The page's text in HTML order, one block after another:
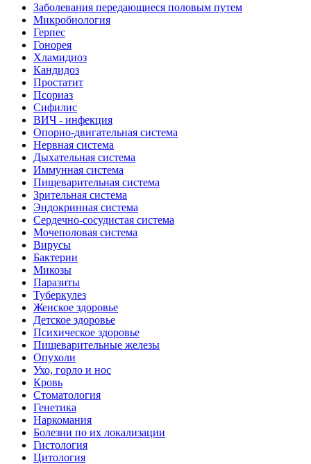
Заболевания передающиеся половым путем
Микробиология
Герпес
Гонорея
Хламидиоз
Кандидоз
Простатит
Псориаз
Сифилис
ВИЧ - инфекция
Опорно-двигательная система
Нервная система
Дыхательная система
Иммунная система
Пищеварительная система
Зрительная система
Эндокринная система
Сердечно-сосудистая система
Мочеполовая система
Вирусы
Бактерии
Микозы
Паразиты
Туберкулез
Женское здоровье
Детское здоровье
Психическое здоровье
Пищеварительные железы
Опухоли
Ухо, горло и нос
Кровь
Стоматология
Генетика
Наркомания
Болезни по их локализации
Гистология
Цитология